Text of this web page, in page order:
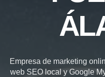
Empresa de marketing
web SEO local y Google